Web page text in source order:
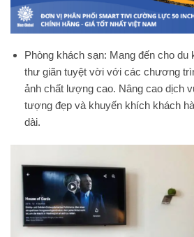
Phòng khách sạn: Mang đến cho du
thư giãn tuyệt vời với các chương
ảnh chất lượng cao. Nâng cao dịch
tượng đẹp và khuyến khích khách
dài.